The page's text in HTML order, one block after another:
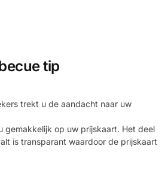
tip
trekt u de aandacht naar uw
gemakkelijk op uw prijskaart. Het deel
is transparant waardoor de prijskaart